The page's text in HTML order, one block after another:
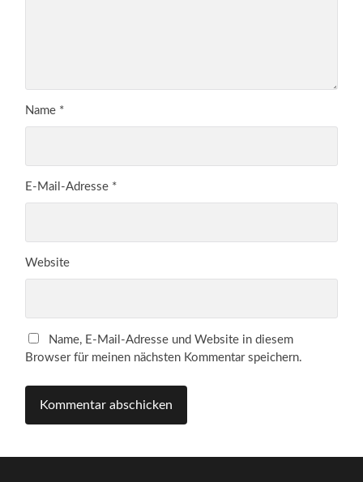
Name *
E-Mail-Adresse *
Website
Name, E-Mail-Adresse und Website in diesem
Browser für meinen nächsten Kommentar speichern.